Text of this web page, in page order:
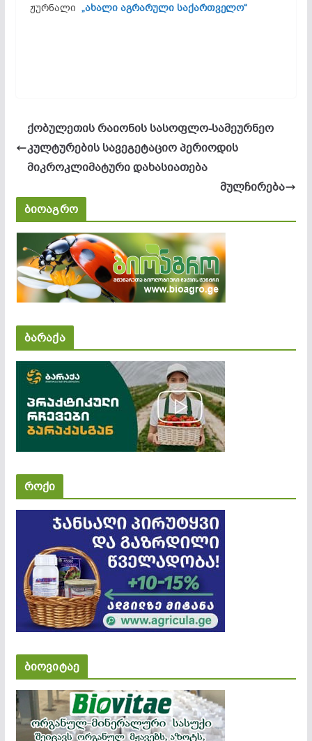
ჟურნალი „ახალი აგრარული საქართველო“
ქობულეთის რაიონის სასოფლო-სამეურნეო
კულტურების სავეგეტაციო პერიოდის
მიკროკლიმატური დახასიათება
მულჩირება
ბიოაგრო
ბარაქა
როქი
ბიოვიტაე